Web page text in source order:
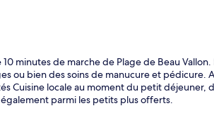
minutes de marche de Plage de Beau Vallon.
ou bien des soins de manucure et pédicure.
Cuisine locale au moment du petit déjeuner,
parmi les petits plus offerts.